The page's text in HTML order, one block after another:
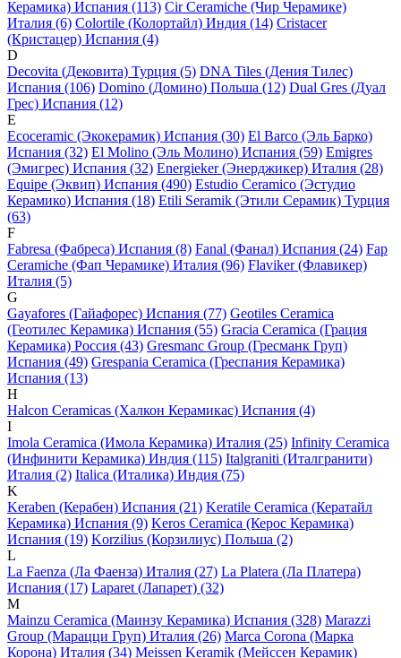
Керамика) Испания (113) Cir Ceramiche (Чир Черамике)
Италия (6) Colortile (Колортайл) Индия (14) Cristacer
(Кристацер) Испания (4)
D
Decovita (Дековита) Турция (5) DNA Tiles (Дения Тилес)
Испания (106) Domino (Домино) Польша (12) Dual Gres (Дуал
Грес) Испания (12)
E
Ecoceramic (Экокерамик) Испания (30) El Barco (Эль Барко)
Испания (32) El Molino (Эль Молино) Испания (59) Emigres
(Эмигрес) Испания (32) Energieker (Энерджикер) Италия (28)
Equipe (Эквип) Испания (490) Estudio Ceramico (Эстудио
Керамико) Испания (18) Etili Seramik (Этили Серамик) Турция
(63)
F
Fabresa (Фабреса) Испания (8) Fanal (Фанал) Испания (24) Fap
Ceramiche (Фап Черамике) Италия (96) Flaviker (Флавикер)
Италия (5)
G
Gayafores (Гайафорес) Испания (77) Geotiles Ceramica
(Геотилес Керамика) Испания (55) Gracia Ceramica (Грация
Керамика) Россия (43) Gresmanc Group (Гресманк Груп)
Испания (49) Grespania Ceramica (Греспания Керамика)
Испания (13)
H
Halcon Ceramicas (Халкон Керамикас) Испания (4)
I
Imola Ceramica (Имола Керамика) Италия (25) Infinity Ceramica
(Инфинити Керамика) Индия (115) Italgraniti (Италгранити)
Италия (2) Italica (Италика) Индия (75)
K
Keraben (Керабен) Испания (21) Keratile Ceramica (Кератайл
Керамика) Испания (9) Keros Ceramica (Керос Керамика)
Испания (19) Korzilius (Корзилиус) Польша (2)
L
La Faenza (Ла Фаенза) Италия (27) La Platera (Ла Платера)
Испания (17) Laparet (Лапарет) (32)
M
Mainzu Ceramica (Маинзу Керамика) Испания (328) Marazzi
Group (Марацци Груп) Италия (26) Marca Corona (Марка
Корона) Италия (34) Meissen Keramik (Мейсcен Керамик)